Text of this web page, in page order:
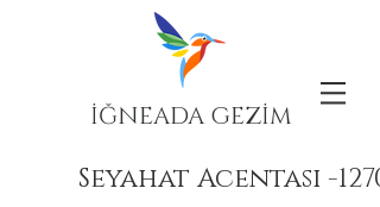
İĞNEADA GEZİM
Seyahat Acentası -